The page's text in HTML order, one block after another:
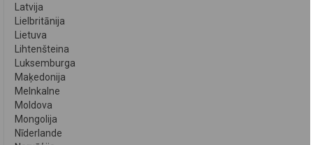
Latvija
Lielbritānija
Lietuva
Lihtenšteina
Luksemburga
Maķedonija
Melnkalne
Moldova
Mongolija
Nīderlande